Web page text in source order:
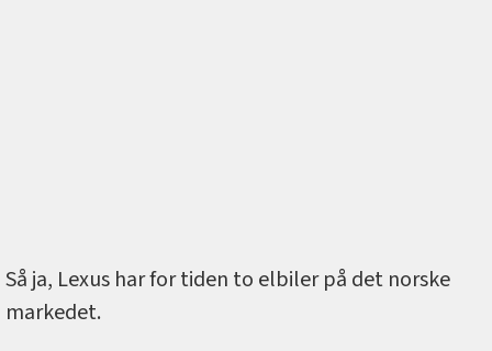
Så ja, Lexus har for tiden to elbiler på det norske
markedet.